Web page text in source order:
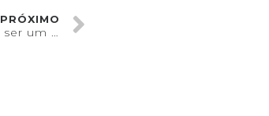
PRÓXIMO
ICON: o empreendimento projetado para ser um ícone em Joinville